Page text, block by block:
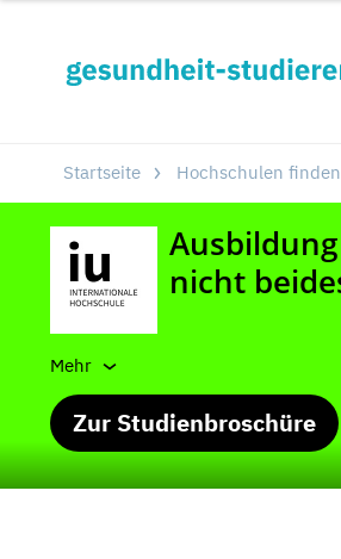
Startseite Hochschulen finden
Mehr
Zur Studienbroschüre